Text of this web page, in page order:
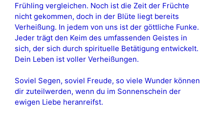
Frühling vergleichen. Noch ist die Zeit der Früchte
nicht gekommen, doch in der Blüte liegt bereits
Verheißung. In jedem von uns ist der göttliche Funke.
Jeder trägt den Keim des umfassenden Geistes in
sich, der sich durch spirituelle Betätigung entwickelt.
Dein Leben ist voller Verheißungen.
Soviel Segen, soviel Freude, so viele Wunder können
dir zuteilwerden, wenn du im Sonnenschein der
ewigen Liebe heranreifst.